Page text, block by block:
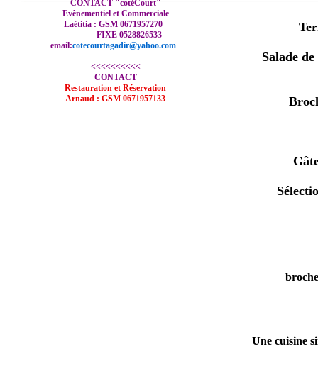
CONTACT "cotéCourt"
Evènementiel et Commerciale
Laétitia : GSM 0671957270
FIXE 0528826533
email:cotecourtagadir@yahoo.com
<<<<<<<<<<
CONTACT
Restauration et Réservation
Arnaud : GSM 0671957133
Salade
Une cuisine